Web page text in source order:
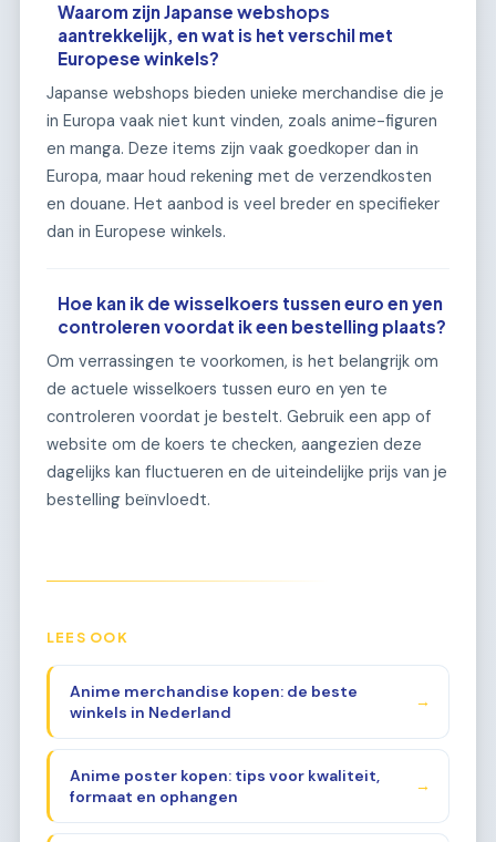
Waarom zijn Japanse webshops
aantrekkelijk, en wat is het verschil met
Europese winkels?
Japanse webshops bieden unieke merchandise die je
in Europa vaak niet kunt vinden, zoals anime-figuren
en manga. Deze items zijn vaak goedkoper dan in
Europa, maar houd rekening met de verzendkosten
en douane. Het aanbod is veel breder en specifieker
dan in Europese winkels.
Hoe kan ik de wisselkoers tussen euro en yen
controleren voordat ik een bestelling plaats?
Om verrassingen te voorkomen, is het belangrijk om
de actuele wisselkoers tussen euro en yen te
controleren voordat je bestelt. Gebruik een app of
website om de koers te checken, aangezien deze
dagelijks kan fluctueren en de uiteindelijke prijs van je
bestelling beïnvloedt.
LEES OOK
Anime merchandise kopen: de beste
winkels in Nederland
→
Anime poster kopen: tips voor kwaliteit,
formaat en ophangen
→